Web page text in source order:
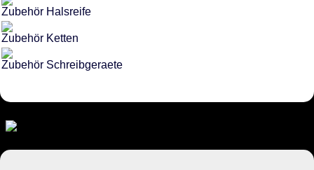
Zubehör Halsreife
Zubehör Ketten
Zubehör Schreibgeraete